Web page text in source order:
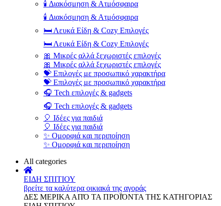
🕯️ Διακόσμηση & Ατμόσφαιρα
🕯️ Διακόσμηση & Ατμόσφαιρα
🛏️ Λευκά Είδη & Cozy Επιλογές
🛏️ Λευκά Είδη & Cozy Επιλογές
🎀 Μικρές αλλά ξεχωριστές επιλογές
🎀 Μικρές αλλά ξεχωριστές επιλογές
💝 Επιλογές με προσωπικό χαρακτήρα
💝 Επιλογές με προσωπικό χαρακτήρα
🎧 Tech επιλογές & gadgets
🎧 Tech επιλογές & gadgets
🎈 Ιδέες για παιδιά
🎈 Ιδέες για παιδιά
✨ Ομορφιά και περιποίηση
✨ Ομορφιά και περιποίηση
All categories
ΕΙΔΗ ΣΠΙΤΙΟΥ
βρείτε τα καλύτερα οικιακά της αγοράς
ΔΕΣ ΜΕΡΙΚΑ ΑΠΌ ΤΑ ΠΡΟΪΌΝΤΑ ΤΗΣ ΚΑΤΗΓΟΡΙΑΣ